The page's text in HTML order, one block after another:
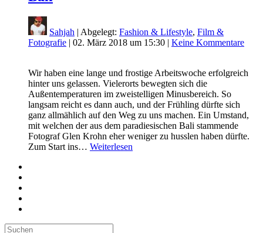
Sahjah | Abgelegt: Fashion & Lifestyle, Film &
Fotografie | 02. März 2018 um 15:30 | Keine Kommentare
Wir haben eine lange und frostige Arbeitswoche erfolgreich
hinter uns gelassen. Vielerorts bewegten sich die
Außentemperaturen im zweistelligen Minusbereich. So
langsam reicht es dann auch, und der Frühling dürfte sich
ganz allmählich auf den Weg zu uns machen. Ein Umstand,
mit welchen der aus dem paradiesischen Bali stammende
Fotograf Glen Krohn eher weniger zu husslen haben dürfte.
Zum Start ins… Weiterlesen